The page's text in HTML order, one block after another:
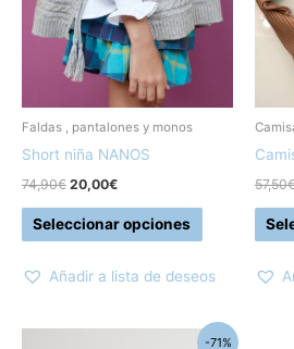
Faldas , pantalones y monos
Short niña NANOS
74,90€ 20,00€
Seleccionar opciones
variantes.
la
Añadir a lista de deseos
57,50
-71%
Este